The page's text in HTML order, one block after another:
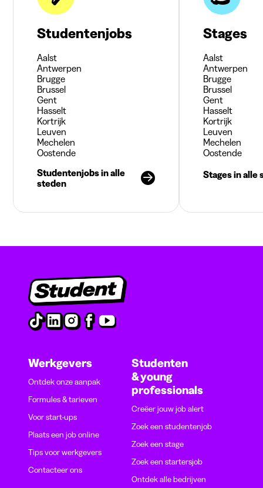
Studentenjobs
Aalst
Antwerpen
Brugge
Brussel
Gent
Hasselt
Kortrijk
Leuven
Mechelen
Oostende
Studentenjobs in alle
steden
Stages
Aalst
Antwerpen
Brugge
Brussel
Gent
Hasselt
Kortrijk
Leuven
Mechelen
Oostende
Stages in alle
Werkgevers
Ontdek onze aanpak
Formules & tarieven
Voor start-ups
Plaats een job online
Tips voor werkgevers
Contacteer ons
Studenten
& young
professionals
Creëer jouw job alert
Zoek een studentenjob
Zoek een stage
Zoek een startersjob
Ontdek alle bedrijven